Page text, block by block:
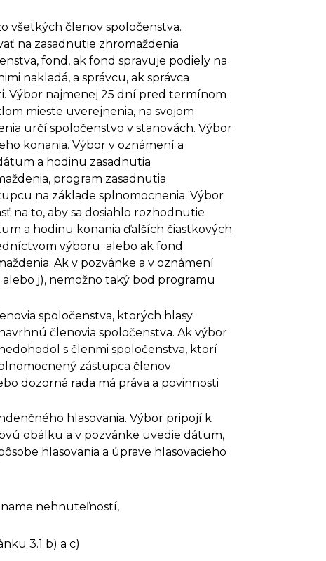
všetkých členov spoločenstva.
na zasadnutie zhromaždenia
fond, ak fond spravuje podiely na
nakladá, a správcu, ak správca
Výbor najmenej 25 dní pred termínom
mieste uverejnenia, na svojom
určí spoločenstvo v stanovách. Výbor
konania. Výbor v oznámení a
a hodinu zasadnutia
program zasadnutia
na základe splnomocnenia. Výbor
na to, aby sa dosiahlo rozhodnutie
a hodinu konania ďalších čiastkových
výboru alebo ak fond
Ak v pozvánke a v oznámení
j), nemožno taký bod programu
spoločenstva, ktorých hlasy
členovia spoločenstva. Ak výbor
s členmi spoločenstva, ktorí
zástupca členov
dozorná rada má práva a povinnosti
hlasovania. Výbor pripojí k
obálku a v pozvánke uvedie dátum,
hlasovania a úprave hlasovacieho
nehnuteľností,
3.1 b) a c)